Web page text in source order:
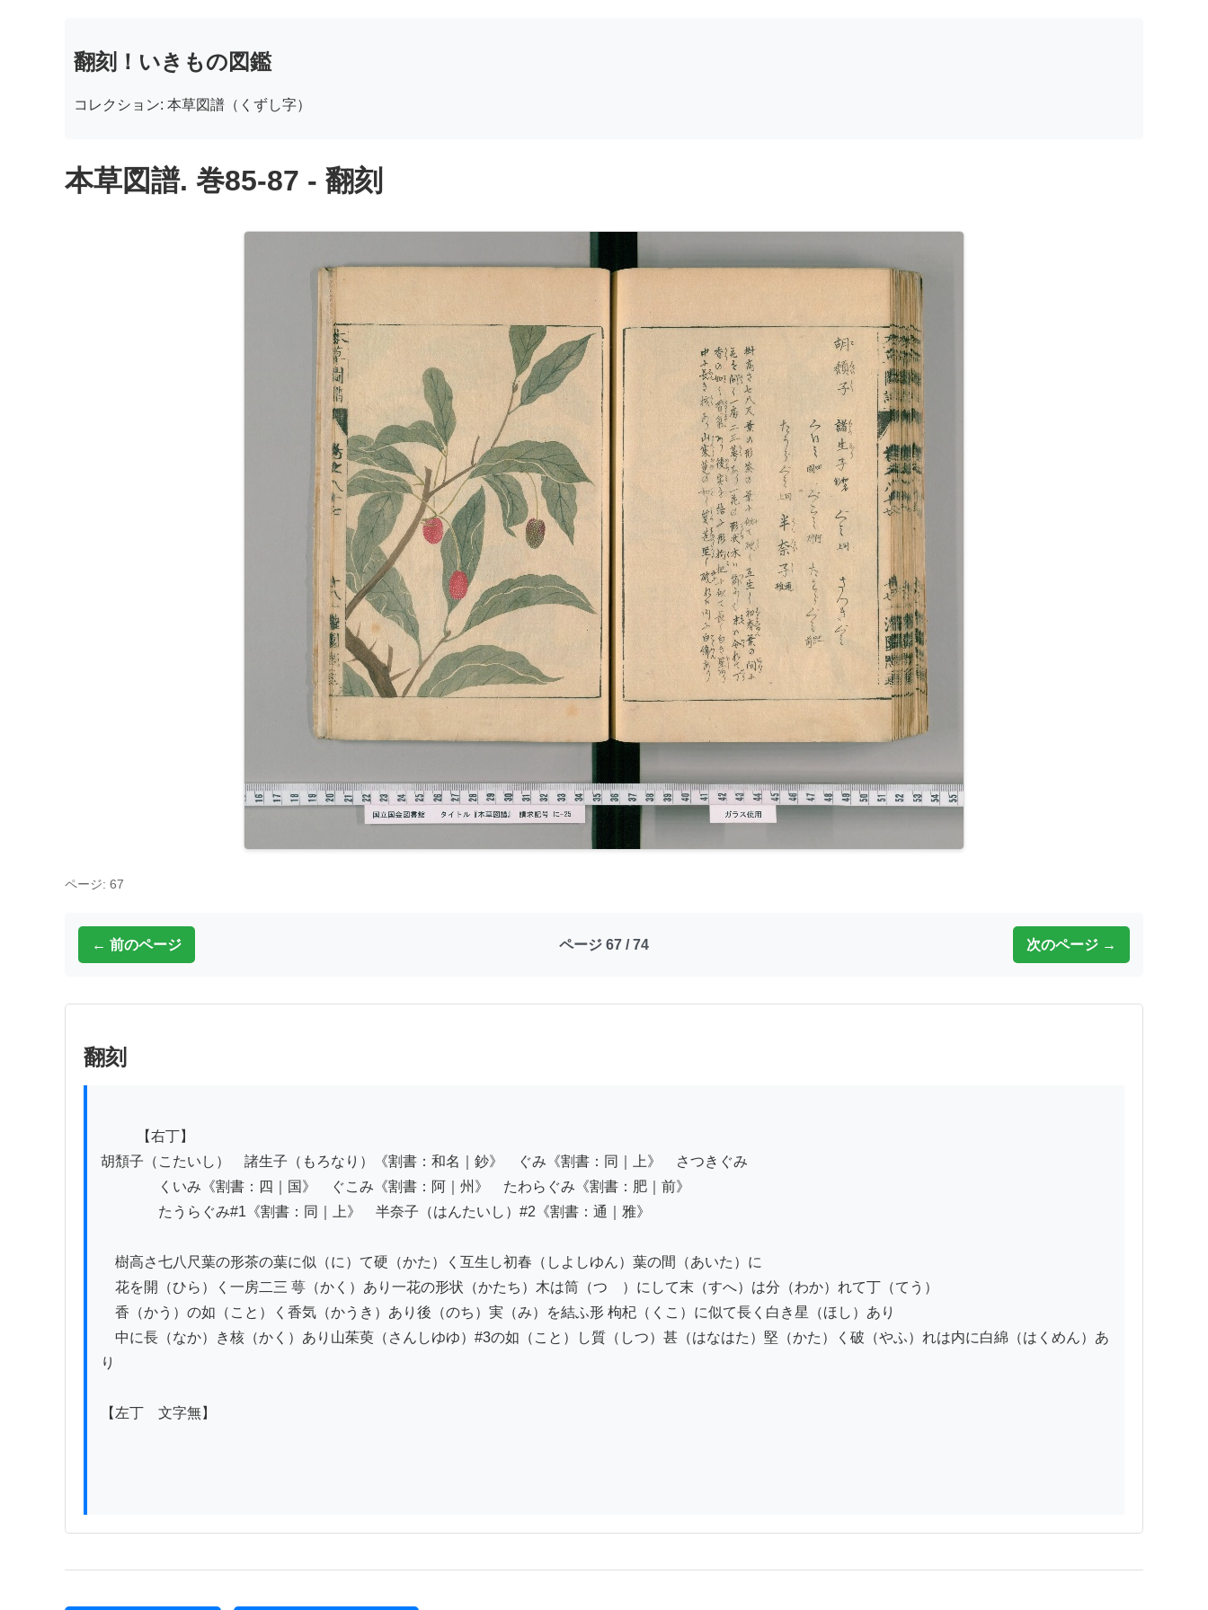
翻刻！いきもの図鑑
コレクション: 本草図譜（くずし字）
本草図譜. 巻85-87 - 翻刻
ページ: 67
← 前のページ ページ 67 / 74 次のページ →
翻刻
胡頽子（こたいし）　諸生子（もろなり）《割書：和名｜鈔》　ぐみ《割書：同｜上》　さつきぐみ
くいみ《割書：四｜国》　ぐこみ《割書：阿｜州》　たわらぐみ《割書：肥｜前》
たうらぐみ#1《割書：同｜上》　半奈子（はんたいし）#2《割書：通｜雅》
樹高さ七八尺葉の形茶の葉に似（に）て硬（かた）く互生し初春（しよしゆん）葉の間（あいた）に
花を開（ひら）く一房二三 萼（かく）あり一花の形状（かたち）木は筒（つゝ）にして末（すへ）は分（わか）れて丁（てう）
香（かう）の如（こと）く香気（かうき）あり後（のち）実（み）を結ふ形 枸杞（くこ）に似て長く白き星（ほし）あり
中に長（なか）き核（かく）あり山茱萸（さんしゆゆ）#3の如（こと）し質（しつ）甚（はなはた）堅（かた）く破（やふ）れは内に白綿（はくめん）あ
り
【左丁　文字無】